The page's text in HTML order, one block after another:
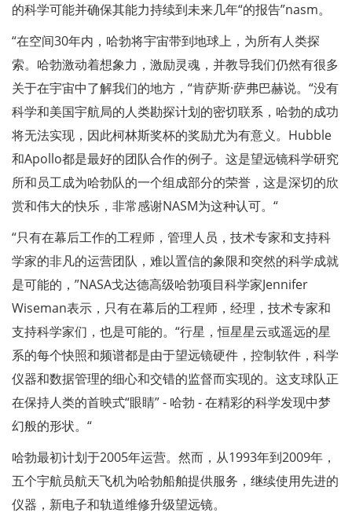
的科学可能并确保其能力持续到未来几年“的报告”nasm。
“在空间30年内，哈勃将宇宙带到地球上，为所有人类探
索。哈勃激动着想象力，激励灵魂，并教导我们仍然有很多
关于在宇宙中了解我们的地方，“肯萨斯·萨弗巴赫说。“没有
科学和美国宇航局的人类勘探计划的密切联系，哈勃的成功
将无法实现，因此柯林斯奖杯的奖励尤为有意义。Hubble
和Apollo都是最好的团队合作的例子。这是望远镜科学研究
所和员工成为哈勃队的一个组成部分的荣誉，这是深切的欣
赏和伟大的快乐，非常感谢NASM为这种认可。“
“只有在幕后工作的工程师，管理人员，技术专家和支持科
学家的非凡的运营团队，难以置信的象限和突然的科学成就
是可能的，”NASA戈达德高级哈勃项目科学家Jennifer
Wiseman表示，只有在幕后的工程师，经理，技术专家和
支持科学家们，也是可能的。“行星，恒星星云或遥远的星
系的每个快照和频谱都是由于望远镜硬件，控制软件，科学
仪器和数据管理的细心和交错的监督而实现的。这支球队正
在保持人类的首映式“眼睛” - 哈勃 - 在精彩的科学发现中梦
幻般的形状。“
哈勃最初计划于2005年运营。然而，从1993年到2009年，
五个宇航员航天飞机为哈勃船舶提供服务，继续使用先进的
仪器，新电子和轨道维修升级望远镜。